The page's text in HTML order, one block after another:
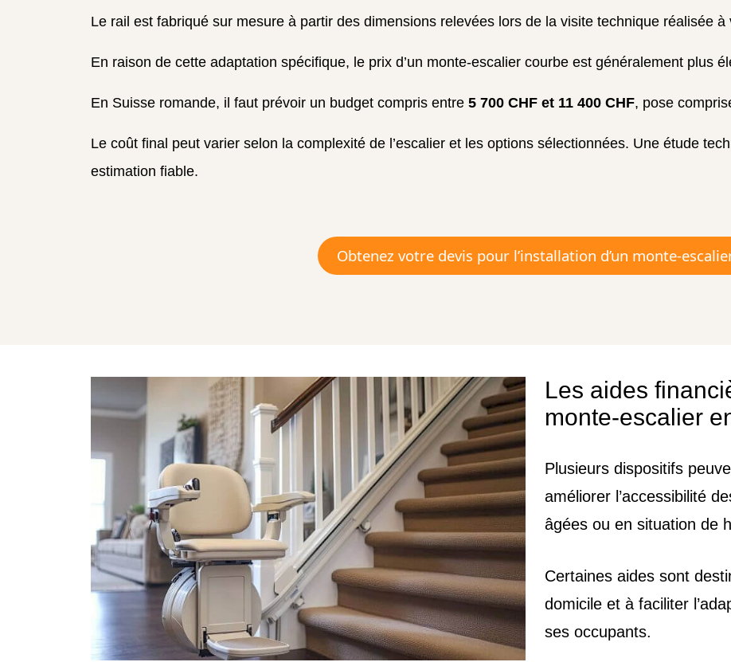
Le rail est fabriqué sur mesure à partir des dimensions relevées lors de la visite technique réalisée à
En raison de cette adaptation spécifique, le prix d’un monte-escalier courbe est généralement plus
En Suisse romande, il faut prévoir un budget compris entre 5 700 CHF et 11 400 CHF, pose
Le coût final peut varier selon la complexité de l’escalier et les options sélectionnées. Une étude
estimation fiable.
Obtenez votre devis pour l’installation d’un monte-
Les aides
monte-escalier
Plusieurs dispositifs
améliorer l’accessibilité
âgées ou en situation de
Certaines aides sont
domicile et à faciliter
ses occupants.